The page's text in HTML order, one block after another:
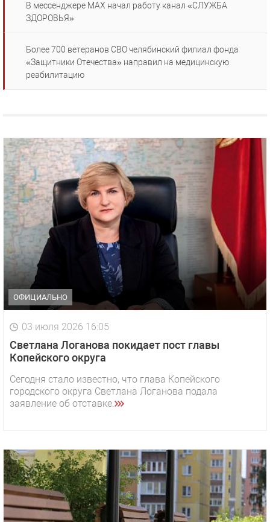
В мессенджере MAX начал работу канал «СЛУЖБА
ЗДОРОВЬЯ»
Более 700 ветеранов СВО челябинский филиал фонда
«Защитники Отечества» направил на медицинскую
реабилитацию
ОФИЦИАЛЬНО
03 июля 2026 16:05
Светлана Логанова покидает пост главы
Копейского округа
Сегодня стало известно, что глава Копейского
городского округа Светлана Логанова подала
заявление об отставке.